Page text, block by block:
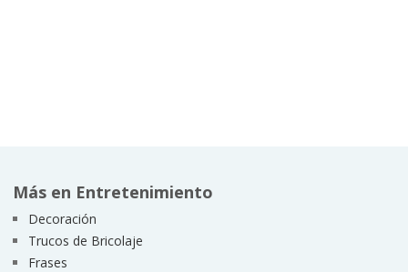
Más en Entretenimiento
Decoración
Trucos de Bricolaje
Frases